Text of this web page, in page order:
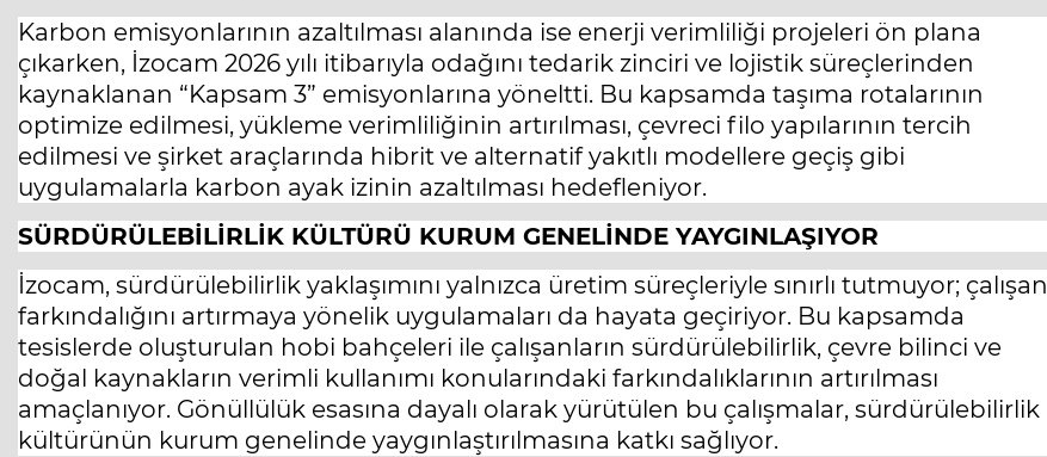
Karbon emisyonlarının azaltılması alanında ise enerji verimliliği projeleri ön plana
çıkarken, İzocam 2026 yılı itibarıyla odağını tedarik zinciri ve lojistik süreçlerinden
kaynaklanan “Kapsam 3” emisyonlarına yöneltti. Bu kapsamda taşıma rotalarının
optimize edilmesi, yükleme verimliliğinin artırılması, çevreci filo yapılarının tercih
edilmesi ve şirket araçlarında hibrit ve alternatif yakıtlı modellere geçiş gibi
uygulamalarla karbon ayak izinin azaltılması hedefleniyor.
SÜRDÜRÜLEBİLİRLİK KÜLTÜRÜ KURUM GENELİNDE YAYGINLAŞIYOR
İzocam, sürdürülebilirlik yaklaşımını yalnızca üretim süreçleriyle sınırlı tutmuyor; çalışan
farkındalığını artırmaya yönelik uygulamaları da hayata geçiriyor. Bu kapsamda
tesislerde oluşturulan hobi bahçeleri ile çalışanların sürdürülebilirlik, çevre bilinci ve
doğal kaynakların verimli kullanımı konularındaki farkındalıklarının artırılması
amaçlanıyor. Gönüllülük esasına dayalı olarak yürütülen bu çalışmalar, sürdürülebilirlik
kültürünün kurum genelinde yaygınlaştırılmasına katkı sağlıyor.